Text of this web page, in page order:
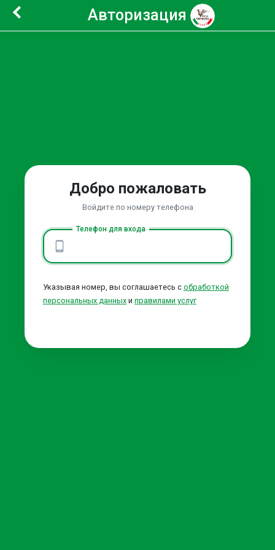
Авторизация
Добро пожаловать
Войдите по номеру телефона
phone_android
Телефон для входа
Указывая номер, вы соглашаетесь с обработкой
персональных данных и правилами услуг